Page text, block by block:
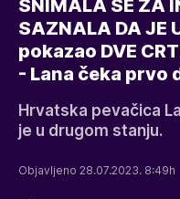
SNIMALA SE ZA
SAZNALA DA JE
pokazao DVE
- Lana čeka prvo
Hrvatska pevačica
je u drugom stanju.
Objavljeno 28.07.2023. 8:49h